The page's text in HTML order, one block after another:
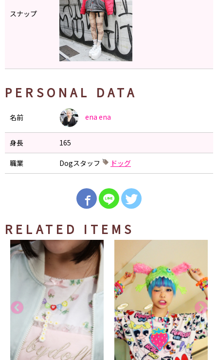
スナップ
PERSONAL DATA
名前 ena ena
身長 165
職業 Dogスタッフ ドッグ
RELATED ITEMS